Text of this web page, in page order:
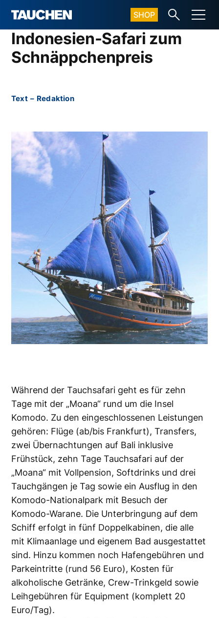
SHOP
Indonesien-Safari zum
Schnäppchenpreis
Text – Redaktion
Während der Tauchsafari geht es für zehn
Tage mit der „Moana“ rund um die Insel
Komodo. Zu den eingeschlossenen Leistungen
gehören: Flüge (ab/bis Frankfurt), Transfers,
zwei Übernachtungen auf Bali inklusive
Frühstück, zehn Tage Tauchsafari auf der
„Moana“ mit Vollpension, Softdrinks und drei
Tauchgängen je Tag sowie ein Ausflug in den
Komodo-Nationalpark mit Besuch der
Komodo-Warane. Die Unterbringung auf dem
Schiff erfolgt in fünf Doppelkabinen, die alle
mit Klimaanlage und eigenem Bad ausgestattet
sind. Hinzu kommen noch Hafengebühren und
Parkeintritte (rund 56 Euro), Kosten für
alkoholische Getränke, Crew-Trinkgeld sowie
Leihgebühren für Equipment (komplett 20
Euro/Tag).